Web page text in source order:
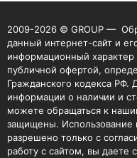
2009-2026 © GROUP —
данный интернет-сайт и
информационный характер
публичной офертой,
Гражданского кодекса РФ.
информации о наличии и
можете обращаться к
защищены. Использование
разрешено только с
работу с сайтом, вы даете